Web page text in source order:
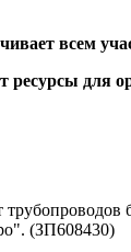
всем
ресурсы для
(ЗП608430)